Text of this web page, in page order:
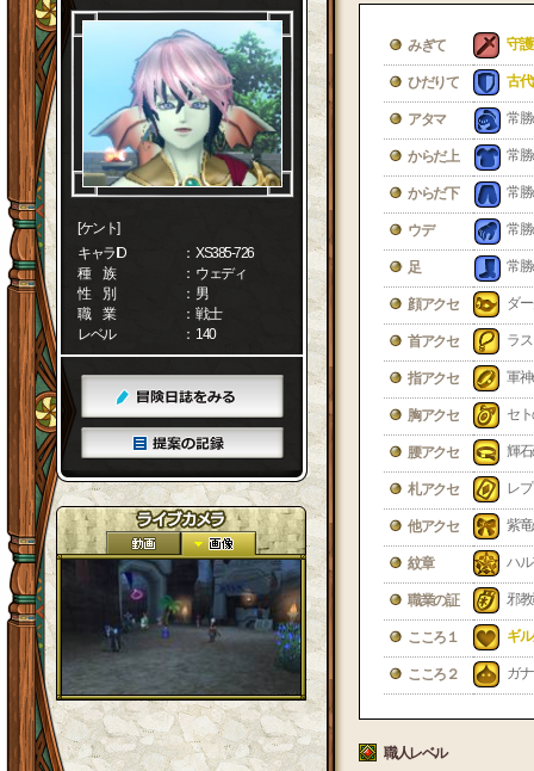
[ケント]
キャラID
： XS385-726
種 族
： ウェディ
性 別
： 男
職 業
： 戦士
レベル
： 140
みぎて 守
ひだりて 古
アタマ 常
からだ上 常
からだ下 常
ウデ 常
足 常
顔アクセ ダ
首アクセ ラ
指アクセ 軍
胸アクセ セ
腰アクセ 輝
札アクセ レ
他アクセ 紫
紋章 ハ
職業の証 邪
こころ１ ギ
こころ２ ガ
職人レベル